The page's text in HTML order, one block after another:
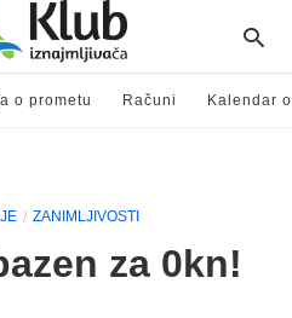
o prometu Računi Kalendar
ZANIMLJIVOSTI
za 0kn!